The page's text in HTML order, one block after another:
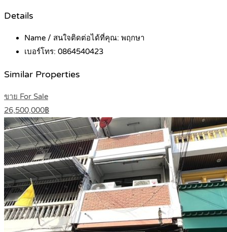
Details
Name / สนใจติดต่อได้ที่คุณ: พฤกษา
เบอร์โทร: 0864540423
Similar Properties
ขาย For Sale
26,500,000฿